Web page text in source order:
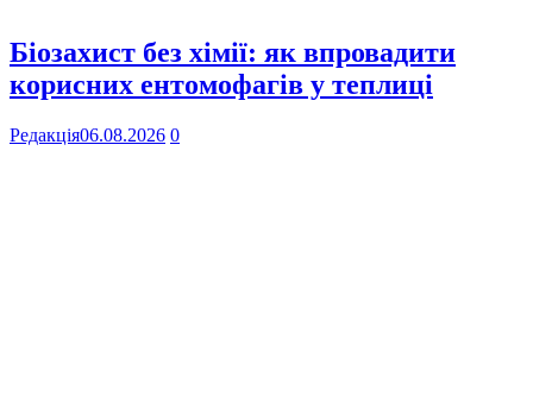
Біозахист без хімії: як впровадити
корисних ентомофагів у теплиці
Редакція06.08.2026 0